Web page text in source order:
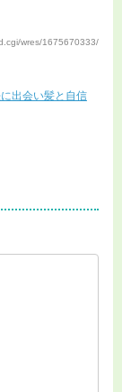
wres/1675670333/
出会い髪と自信